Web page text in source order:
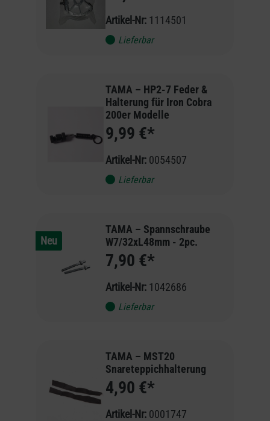
Artikel-Nr: 1114501
Lieferbar
TAMA – HP2-7 Feder &
Halterung für Iron Cobra
200er Modelle
9,99 €*
Artikel-Nr: 0054507
Lieferbar
Neu
TAMA – Spannschraube
W7/32xL48mm - 2pc.
7,90 €*
Artikel-Nr: 1042686
Lieferbar
TAMA – MST20
Snareteppichhalterung
4,90 €*
Artikel-Nr: 0001747